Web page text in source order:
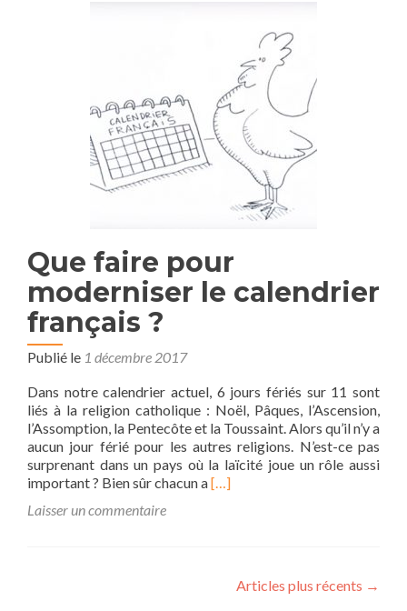
s’appeler
entre
“musulmans”,
“juifs”,
“catholiques”
Que faire pour
moderniser le calendrier
français ?
Publié le 1 décembre 2017
Dans notre calendrier actuel, 6 jours fériés sur 11 sont
liés à la religion catholique : Noël, Pâques, l’Ascension,
l’Assomption, la Pentecôte et la Toussaint. Alors qu’il n’y a
aucun jour férié pour les autres religions. N’est-ce pas
surprenant dans un pays où la laïcité joue un rôle aussi
important ? Bien sûr chacun aEn
moderniser
[…]
Laisser un commentaire
Articles plus récents →